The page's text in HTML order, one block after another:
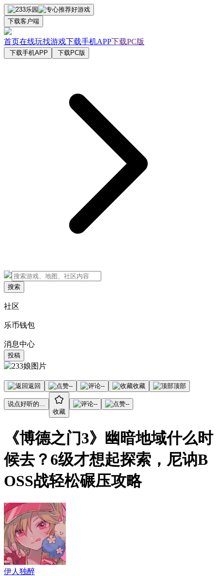
下载客户端
首页在线玩找游戏下载手机APP下载PC版
下载手机APP 下载PC版
搜索
社区
乐币钱包
消息中心
投稿
返回 -- -- 收藏 顶部
说点好听的...
收藏
-- --
《博德之门3》幽暗地域什么时
候去？6级才想起探索，尼讷B
OSS战轻松碾压攻略
伊人独醉